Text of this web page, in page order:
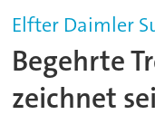
Elfter Daimler
Begehrte
zeichnet